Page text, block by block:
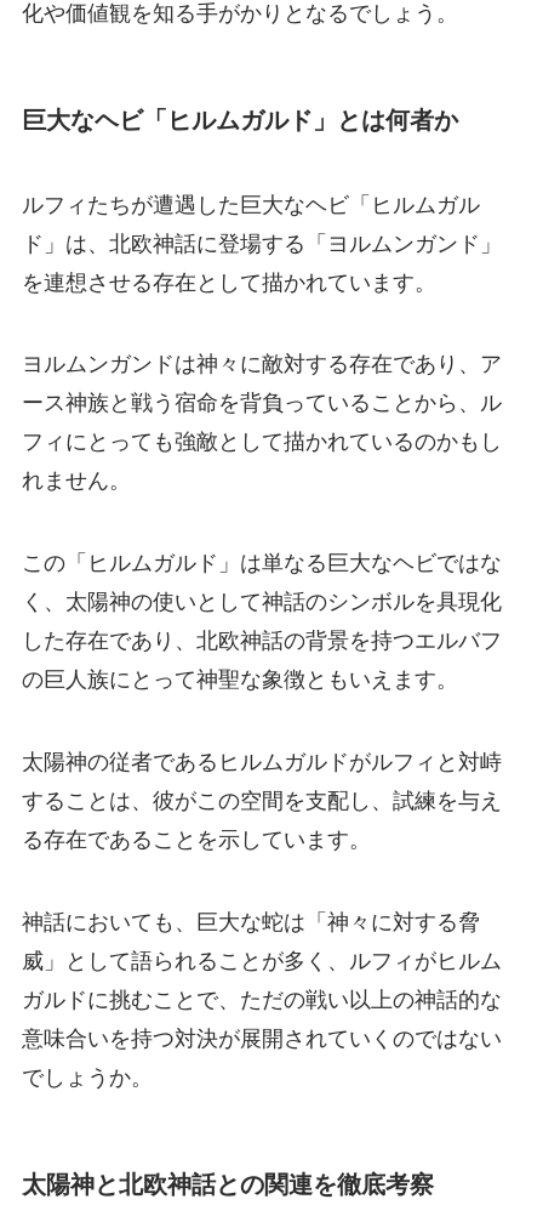
化や価値観を知る手がかりとなるでしょう。
巨大なヘビ「ヒルムガルド」とは何者か
ルフィたちが遭遇した巨大なヘビ「ヒルムガル
ド」は、北欧神話に登場する「ヨルムンガンド」
を連想させる存在として描かれています。
ヨルムンガンドは神々に敵対する存在であり、ア
ース神族と戦う宿命を背負っていることから、ル
フィにとっても強敵として描かれているのかもし
れません。
この「ヒルムガルド」は単なる巨大なヘビではな
く、太陽神の使いとして神話のシンボルを具現化
した存在であり、北欧神話の背景を持つエルバフ
の巨人族にとって神聖な象徴ともいえます。
太陽神の従者であるヒルムガルドがルフィと対峙
することは、彼がこの空間を支配し、試練を与え
る存在であることを示しています。
神話においても、巨大な蛇は「神々に対する脅
威」として語られることが多く、ルフィがヒルム
ガルドに挑むことで、ただの戦い以上の神話的な
意味合いを持つ対決が展開されていくのではない
でしょうか。
太陽神と北欧神話との関連を徹底考察